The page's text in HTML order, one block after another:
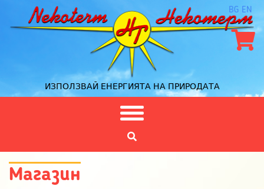
ИЗПОЛЗВАЙ ЕНЕРГИЯТА НА ПРИРОДАТА
BG EN
Магазин